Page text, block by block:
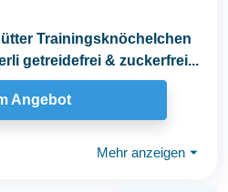
Trainingsknöchelchen
getreidefrei & zuckerfrei...
Angebot
Mehr anzeigen ⏷